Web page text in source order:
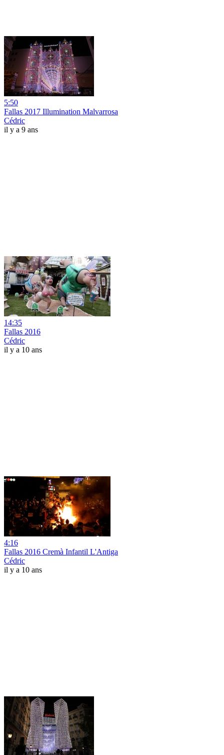
5:50
Fallas 2017 Illumination Malvarrosa
Cédric
il y a 9 ans
14:35
Fallas 2016
Cédric
il y a 10 ans
4:16
Fallas 2016 Cremà Infantil L'Antiga
Cédric
il y a 10 ans